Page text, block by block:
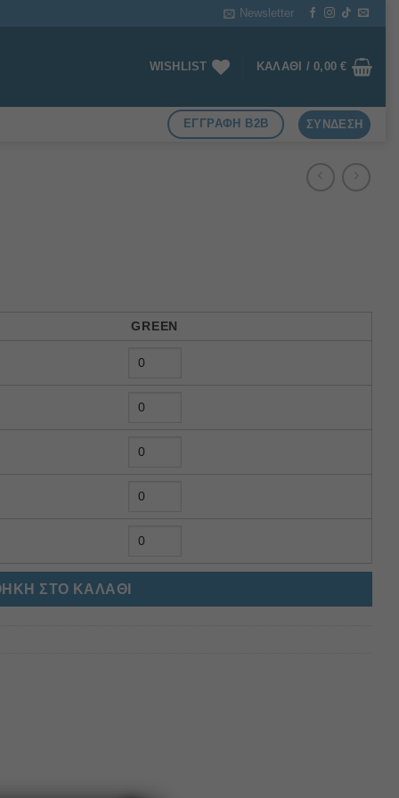
Newsletter
WISHLIST ΚΑΛΆΘΙ /0,00€
ΕΓΓΡΑΦΗ B2B ΣΎΝΔΕΣΗ
GREEN
ΣΤΟ ΚΑΛΆΘΙ